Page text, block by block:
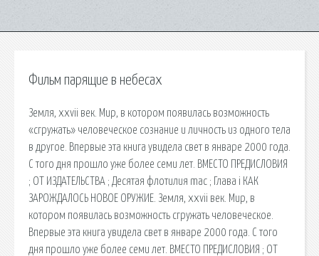
Фильм парящие в небесах
Земля, xxvii век. Мир, в котором появилась возможность
«сгружать» человеческое сознание и личность из одного тела
в другое. Впервые эта книга увидела свет в январе 2000 года.
С того дня прошло уже более семи лет. ВМЕСТО ПРЕДИСЛОВИЯ
; ОТ ИЗДАТЕЛЬСТВА ; Десятая флотилия mac ; Глава i КАК
ЗАРОЖДАЛОСЬ НОВОЕ ОРУЖИЕ. Земля, xxvii век. Мир, в
котором появилась возможность сгружать человеческое.
Впервые эта книга увидела свет в январе 2000 года. С того
дня прошло уже более семи лет. ВМЕСТО ПРЕДИСЛОВИЯ ; ОТ